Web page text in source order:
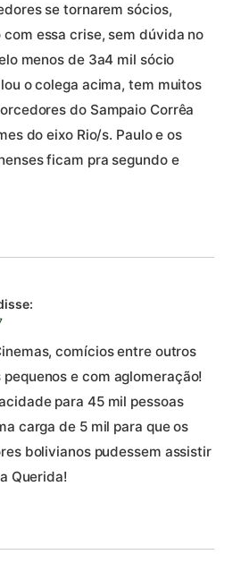
se tornarem sócios,
essa crise, sem dúvida no
menos de 3a4 mil sócio
o colega acima, tem muitos
do Sampaio Corrêa
do eixo Rio/s. Paulo e os
ficam pra segundo e
comícios entre outros
e com aglomeração!
para 45 mil pessoas
carga de 5 mil para que os
bolivianos pudessem assistir
Querida!